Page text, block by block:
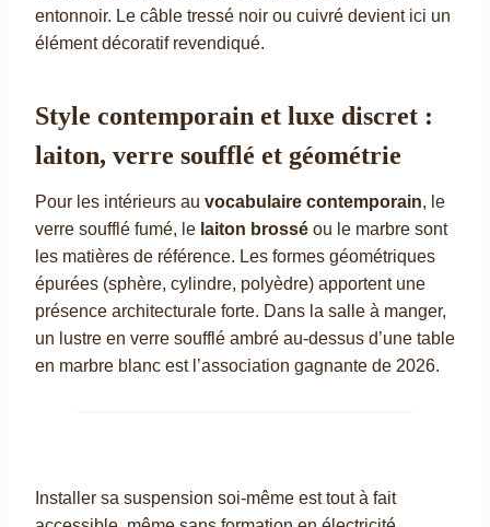
entonnoir. Le câble tressé noir ou cuivré devient ici un
élément décoratif revendiqué.
Style contemporain et luxe discret :
laiton, verre soufflé et géométrie
Pour les intérieurs au vocabulaire contemporain, le
verre soufflé fumé, le laiton brossé ou le marbre sont
les matières de référence. Les formes géométriques
épurées (sphère, cylindre, polyèdre) apportent une
présence architecturale forte. Dans la salle à manger,
un lustre en verre soufflé ambré au-dessus d’une table
en marbre blanc est l’association gagnante de 2026.
Installer sa suspension soi-même est tout à fait